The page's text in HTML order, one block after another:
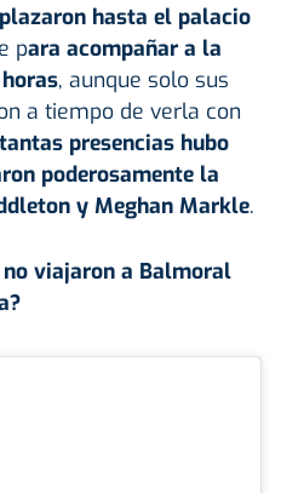
hasta el palacio
para acompañar a la
, aunque solo sus
a tiempo de verla con
presencias hubo
poderosamente la
y Meghan Markle.
no viajaron a Balmoral